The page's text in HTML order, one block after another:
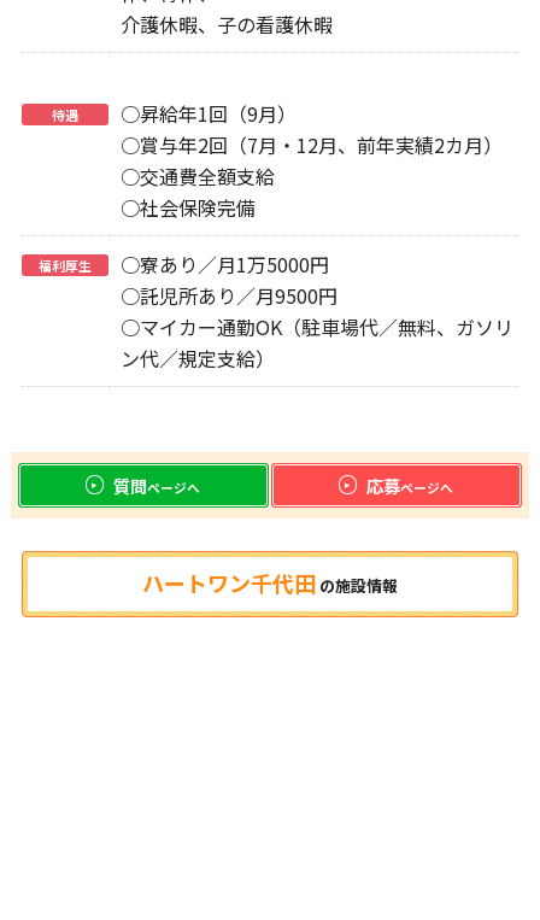
介護休暇、子の看護休暇
待遇
○昇給年1回（9月）
○賞与年2回（7月・12月、前年実績2カ月）
○交通費全額支給
○社会保険完備
福利厚生
○寮あり／月1万5000円
○託児所あり／月9500円
○マイカー通勤OK（駐車場代／無料、ガソリ
ン代／規定支給）
質問ページへ 応募ページへ
ハートワン千代田 の施設情報